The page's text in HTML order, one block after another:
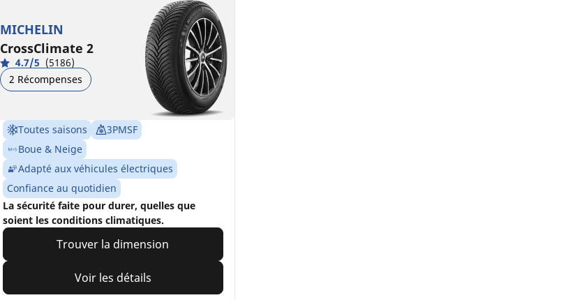
MICHELIN
CrossClimate 2
4.7/5 (5186)
2 Récompenses
Toutes saisons
3PMSF
Boue & Neige
Adapté aux véhicules électriques
Confiance au quotidien
La sécurité faite pour durer, quelles que
soient les conditions climatiques.
Trouver la dimension
Voir les détails